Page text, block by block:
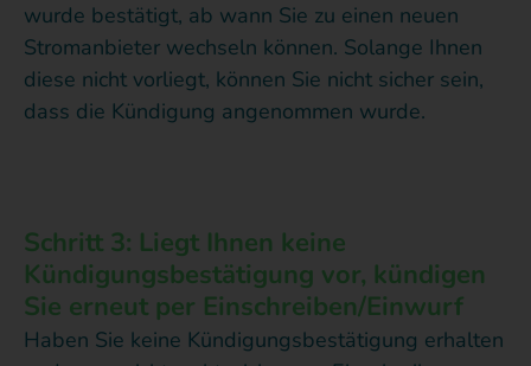
wurde bestätigt, ab wann Sie zu einen neuen
Stromanbieter wechseln können. Solange Ihnen
diese nicht vorliegt, können Sie nicht sicher sein,
dass die Kündigung angenommen wurde.
Schritt 3: Liegt Ihnen keine
Kündigungsbestätigung vor, kündigen
Sie erneut per Einschreiben/Einwurf
Haben Sie keine Kündigungsbestätigung erhalten